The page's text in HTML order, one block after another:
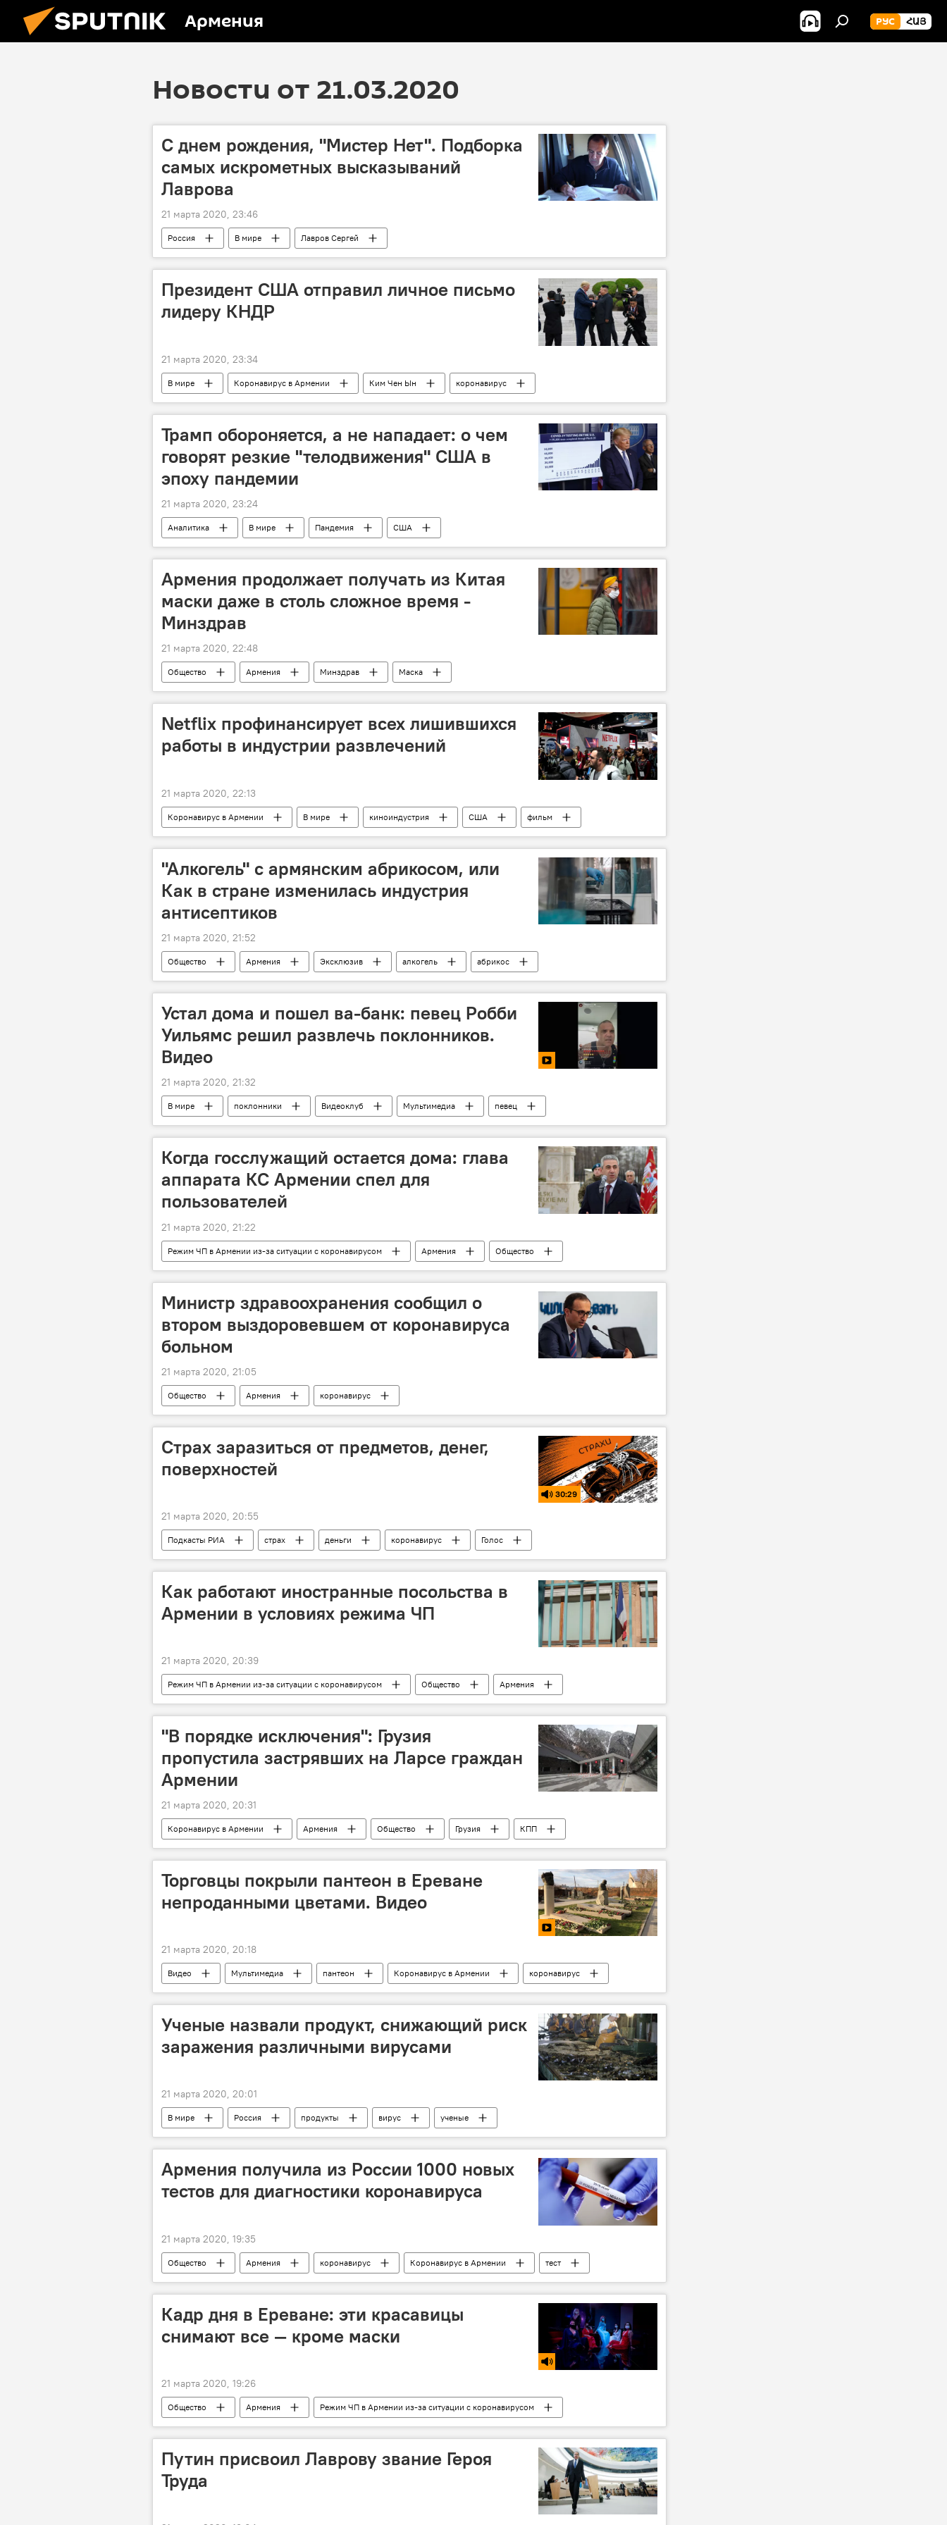
Армения РУС ՀԱՅ
Новости от 21.03.2020
С днем рождения, "Мистер Нет". Подборка
самых искрометных высказываний
Лаврова
21 марта 2020, 23:46
Россия В мире Лавров Сергей
Президент США отправил личное письмо
лидеру КНДР
21 марта 2020, 23:34
В мире Коронавирус в Армении Ким Чен Ын
коронавирус
Дональд Трамп
Трамп обороняется, а не нападает: о чем
говорят резкие "телодвижения" США в
эпоху пандемии
21 марта 2020, 23:24
Аналитика В мире Пандемия США
Армения продолжает получать из Китая
маски даже в столь сложное время -
Минздрав
21 марта 2020, 22:48
Общество Армения Минздрав Маска
Netflix профинансирует всех лишившихся
работы в индустрии развлечений
21 марта 2020, 22:13
Коронавирус в Армении В мире киноиндустрия США фильм
"Алкогель" с армянским абрикосом, или
Как в стране изменилась индустрия
антисептиков
21 марта 2020, 21:52
Общество Армения Эксклюзив алкогель
абрикос
Режим ЧП в Армении из-за ситуации с коронавирусом
Устал дома и пошел ва-банк: певец Робби
Уильямс решил развлечь поклонников.
Видео
21 марта 2020, 21:32
В мире поклонники Видеоклуб Мультимедиа певец
Когда госслужащий остается дома: глава
аппарата КС Армении спел для
пользователей
21 марта 2020, 21:22
Режим ЧП в Армении из-за ситуации с коронавирусом Армения
Общество
Конституционный суд
режим ЧС
Министр здравоохранения сообщил о
втором выздоровевшем от коронавируса
больном
21 марта 2020, 21:05
Общество Армения коронавирус
Страх заразиться от предметов, денег,
поверхностей
30:29
21 марта 2020, 20:55
Подкасты РИА страх деньги коронавирус Голос
Как работают иностранные посольства в
Армении в условиях режима ЧП
21 марта 2020, 20:39
Режим ЧП в Армении из-за ситуации с коронавирусом Общество
Армения
Пандемия
Новости Армения посольство ЧП
"В порядке исключения": Грузия
пропустила застрявших на Ларсе граждан
Армении
21 марта 2020, 20:31
Коронавирус в Армении Армения Общество Грузия
КПП
Тигран Авинян
Верхний Ларс
Торговцы покрыли пантеон в Ереване
непроданными цветами. Видео
21 марта 2020, 20:18
Видео Мультимедиа пантеон Коронавирус в Армении
коронавирус
цветы
Ученые назвали продукт, снижающий риск
заражения различными вирусами
21 марта 2020, 20:01
В мире Россия продукты вирус ученые
Армения получила из России 1000 новых
тестов для диагностики коронавируса
21 марта 2020, 19:35
Общество Армения коронавирус Коронавирус в Армении тест
Кадр дня в Ереване: эти красавицы
снимают все — кроме маски
21 марта 2020, 19:26
Общество Армения
Режим ЧП в Армении из-за ситуации с коронавирусом
Новости Армения
Маска Ереван
Путин присвоил Лаврову звание Героя
Труда